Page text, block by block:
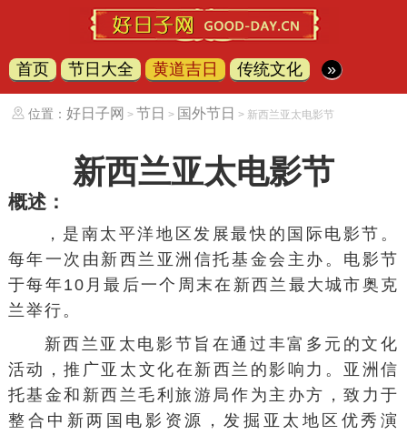
首页 节日大全 黄道吉日 传统文化 »
位置： 好日子网 > 节日 > 国外节日 > 新西兰亚太电影节
新西兰亚太电影节
概述：
，是南太平洋地区发展最快的 国际电影节 。
每年一次由新西兰亚洲信托基金会主办。电影节
于每年10月最后一个周末在 新西兰 最大城市奥克
兰举行。
新西兰亚太电影节旨在通过丰富多元的文化
活动，推广亚太 文化在新西兰的影响力。亚洲信
托基金和新西兰毛利旅游局作为主办方，致力于
整合中新两国电影资源，发掘亚太地区优秀演